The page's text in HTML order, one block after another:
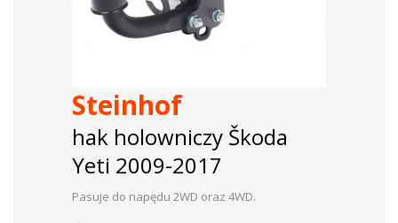
Steinhof
hak holowniczy Škoda
Yeti 2009-2017
Pasuje do napędu 2WD oraz 4WD.